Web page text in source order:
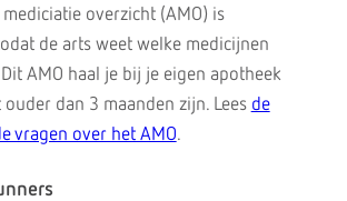
mediciatie overzicht (AMO) is
de arts weet welke medicijnen
AMO haal je bij je eigen apotheek
ouder dan 3 maanden zijn. Lees de
vragen over het AMO.